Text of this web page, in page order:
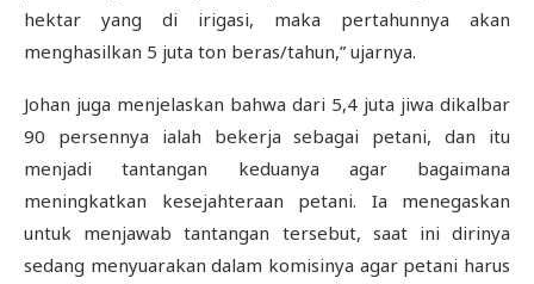
hektar yang di irigasi, maka pertahunnya akan
menghasilkan 5 juta ton beras/tahun,” ujarnya.
Johan juga menjelaskan bahwa dari 5,4 juta jiwa dikalbar
90 persennya ialah bekerja sebagai petani, dan itu
menjadi tantangan keduanya agar bagaimana
meningkatkan kesejahteraan petani. Ia menegaskan
untuk menjawab tantangan tersebut, saat ini dirinya
sedang menyuarakan dalam komisinya agar petani harus